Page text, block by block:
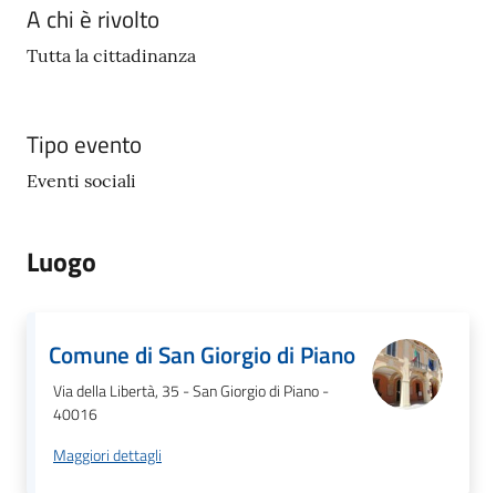
A chi è rivolto
Tutta la cittadinanza
Tipo evento
Eventi sociali
Luogo
Comune di San Giorgio di Piano
Via della Libertà, 35 - San Giorgio di Piano -
40016
Maggiori dettagli